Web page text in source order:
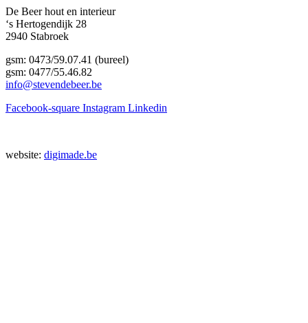
De Beer hout en interieur
‘s Hertogendijk 28
2940 Stabroek
gsm: 0473/59.07.41 (bureel)
gsm: 0477/55.46.82
info@stevendebeer.be
Facebook-square Instagram Linkedin
website: digimade.be